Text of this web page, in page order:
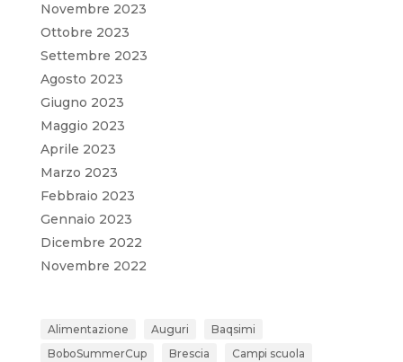
Novembre 2023
Ottobre 2023
Settembre 2023
Agosto 2023
Giugno 2023
Maggio 2023
Aprile 2023
Marzo 2023
Febbraio 2023
Gennaio 2023
Dicembre 2022
Novembre 2022
Alimentazione Auguri
Baqsimi
BoboSummerCup
Brescia
Campi scuola